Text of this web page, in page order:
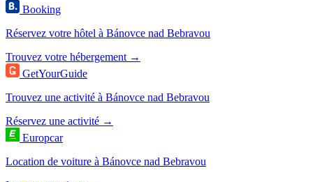
Booking
Réservez votre hôtel à Bánovce nad Bebravou
Trouvez votre hébergement →
GetYourGuide
Trouvez une activité à Bánovce nad Bebravou
Réservez une activité →
Europcar
Location de voiture à Bánovce nad Bebravou